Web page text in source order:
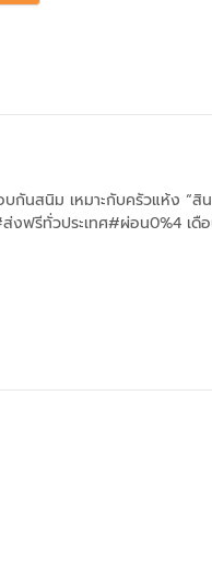
กันสนิม เหมาะกับครัวแห้ง “
ส่งฟรีทั่วประเทศ#ผ่อน0%4 เดื